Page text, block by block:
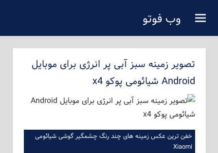
محتوای
اصلی
وب فوتو
تصویر زمینه سبز آبی پر انرژی برای موبایل
Android شیائومی پوکو x4
خفن ترین عکس زمینه های چند رنگ چشمگیر گوشی شیائومی
Xiaomi